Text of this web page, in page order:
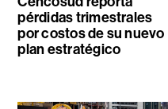
pérdidas trimestrales
por costos de su nuevo
plan estratégico